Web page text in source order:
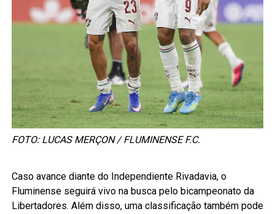
FOTO: LUCAS MERÇON / FLUMINENSE F.C.
Caso avance diante do Independiente Rivadavia, o
Fluminense seguirá vivo na busca pelo bicampeonato da
Libertadores. Além disso, uma classificação também pode